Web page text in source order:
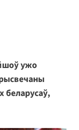
ужо
беларусаў,